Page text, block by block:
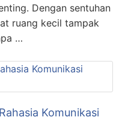
Dengan sentuhan
ruang kecil tampak
…
Komunikasi